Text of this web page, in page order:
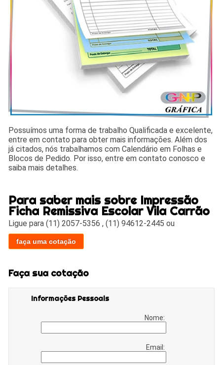
Possuímos uma forma de trabalho Qualificada e excelente,
entre em contato para obter mais informações. Além dos
já citados, nós trabalhamos com Calendário em Folhas e
Blocos de Pedido. Por isso, entre em contato conosco e
saiba mais detalhes.
Para saber mais sobre Impressão
Ficha Remissiva Escolar Vila Carrão
Ligue para(11) 2057-5356 ,(11) 94612-2445 ou
faça uma cotação
Faça sua cotação
Informações Pessoais
Nome:
Email: